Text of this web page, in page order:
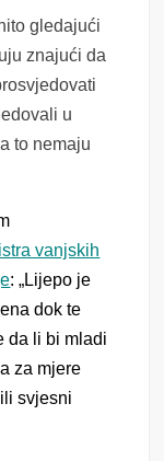
gledajući
znajući da
u
to nemaju
vanjskih
: „Lijepo je
dok te
da li bi mladi
za mjere
svjesni